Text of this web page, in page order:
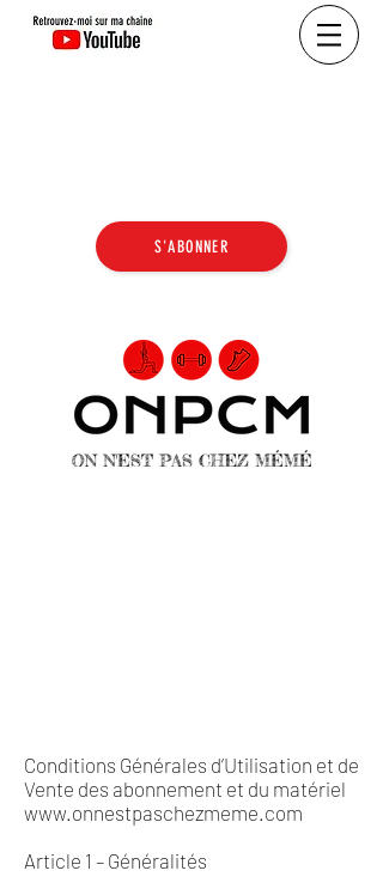
S'ABONNER
Conditions Générales d’Utilisation et de
Vente des abonnement et du matériel
www.onnestpaschezmeme.com
Article 1 – Généralités